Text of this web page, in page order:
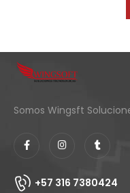
Política de
¿Quienes somos?
Metodos de pago